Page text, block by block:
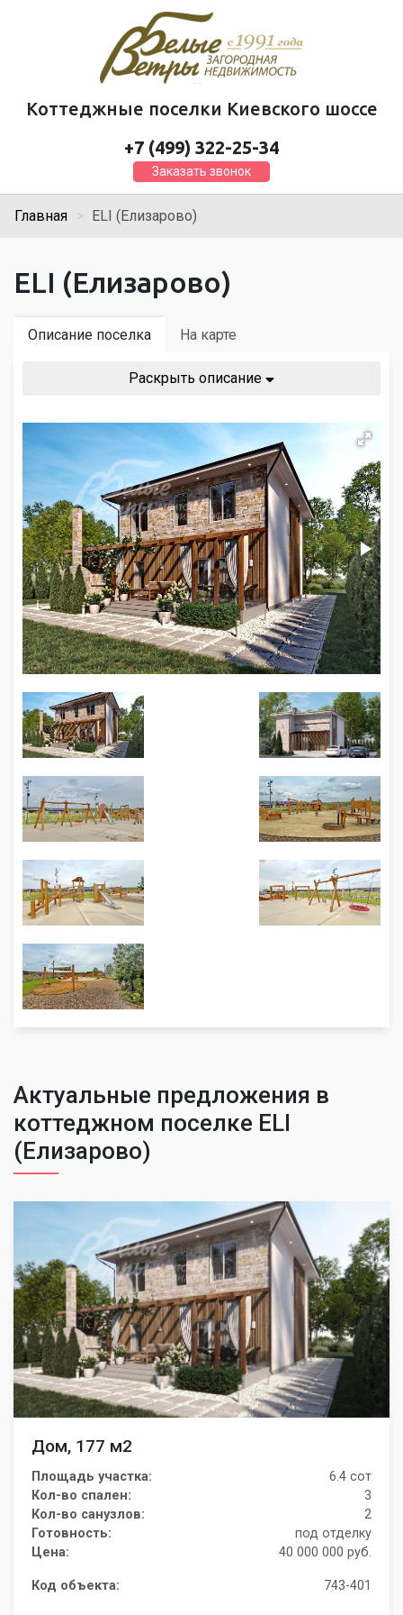
Коттеджные поселки Киевского шоссе
+7 (499) 322-25-34
Заказать звонок
Главная ELI (Елизарово)
ELI (Елизарово)
Описание поселка На карте
Раскрыть описание
Актуальные предложения в
коттеджном поселке ELI
(Елизарово)
Дом, 177 м2
Площадь участка:
6.4 сот
Кол-во спален:
3
Кол-во санузлов:
2
Готовность:
под отделку
Цена:
40 000 000 руб.
Код объекта: 743-401